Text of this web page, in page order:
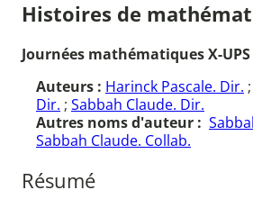
Histoires de
Journées mathématiques X-UPS
Auteurs : Harinck Pascale. Dir. ;
Dir. ; Sabbah Claude. Dir.
Autres noms d'auteur :
Sabbah Claude. Collab.
Résumé